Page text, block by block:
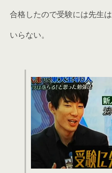
合格したので受験には先生は
いらない。